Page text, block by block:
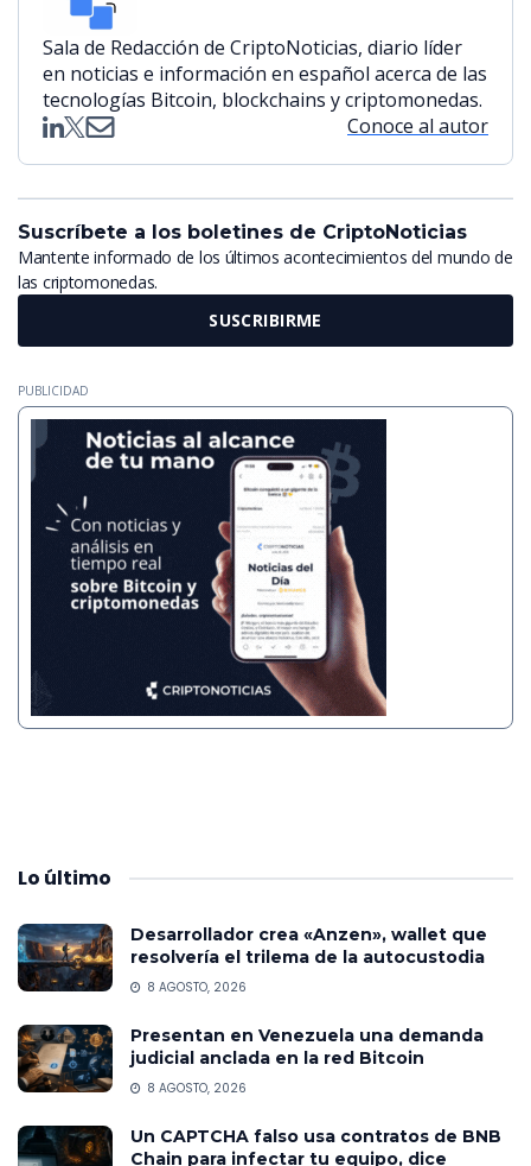
Sala de Redacción de CriptoNoticias, diario líder
en noticias e información en español acerca de las
tecnologías Bitcoin, blockchains y criptomonedas.
Conoce al autor
Suscríbete a los boletines de CriptoNoticias
Mantente informado de los últimos acontecimientos del mundo de
las criptomonedas.
SUSCRIBIRME
PUBLICIDAD
Lo último
Desarrollador crea «Anzen», wallet que
resolvería el trilema de la autocustodia
8 AGOSTO, 2026
Presentan en Venezuela una demanda
judicial anclada en la red Bitcoin
8 AGOSTO, 2026
Un CAPTCHA falso usa contratos de BNB
Chain para infectar tu equipo, dice